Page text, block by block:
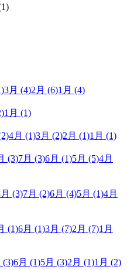
3月 (4)2月 (6)1月 (4)
1月 (1)
4月 (1)3月 (2)2月 (1)1月 (1)
(3)7月 (3)6月 (1)5月 (5)4月
(3)7月 (2)6月 (4)5月 (1)4月
(1)6月 (1)3月 (7)2月 (7)1月
(3)6月 (1)5月 (3)2月 (1)1月 (2)